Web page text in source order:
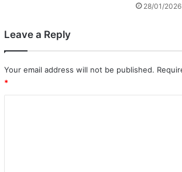
28/01/2026
Leave a Reply
Your email address will not be published.
*